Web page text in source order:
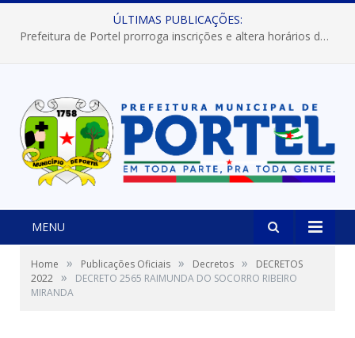
ÚLTIMAS PUBLICAÇÕES:
Prefeitura de Portel prorroga inscrições e altera horários dos concursos “Musa” e “Miss Mix Verão 2026”
MENU
Home » Publicações Oficiais » Decretos »
DECRETOS
2022 »
DECRETO 2565 RAIMUNDA DO SOCORRO RIBEIRO
MIRANDA